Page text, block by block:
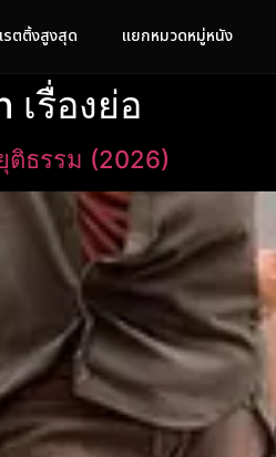
รตติ้งสูงสุด แยกหมวดหมู่หนัง
เรื่องย่อ
ติธรรม (2026)